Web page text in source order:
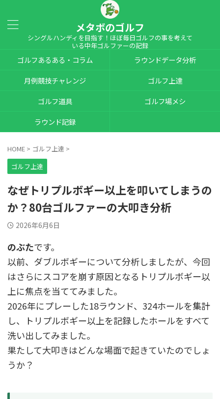
メタボのゴルフ
シングルハンディを目指す！ほぼ毎日ゴルフの事を考えて
いる中年ゴルファーの記録
ゴルフあるある・コラム
ラウンドデータ分析
月例競技チャレンジ
ゴルフ上達
ゴルフ道具
ゴルフ場メシ
ラウンド記録
HOME > ゴルフ上達 >
ゴルフ上達
なぜトリプルボギー以上を叩いてしまうの
か？80台ゴルファーの大叩き分析
2026年6月6日
のぶたです。
以前、ダブルボギーについて分析しましたが、今回
はさらにスコアを崩す原因となるトリプルボギー以
上に焦点を当ててみました。
2026年にプレーした18ラウンド、324ホールを集計
し、トリプルボギー以上を記録したホールをすべて
洗い出してみました。
果たして大叩きはどんな場面で起きていたのでしょ
うか？